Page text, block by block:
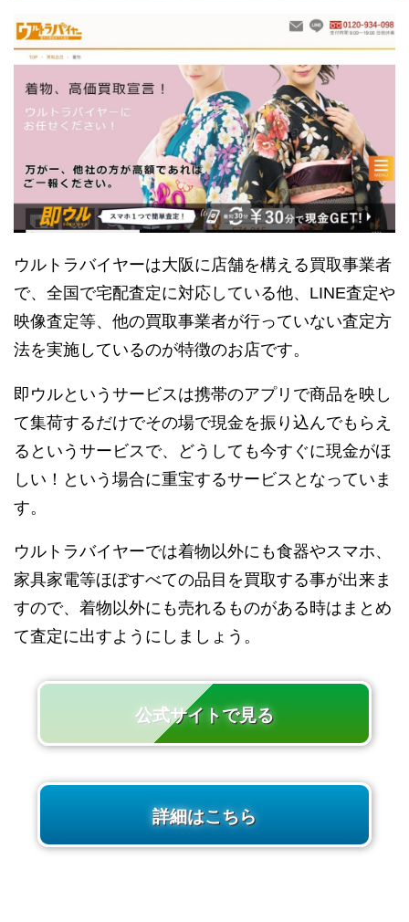
ウルトラバイヤーは大阪に店舗を構える買取事業者
で、全国で宅配査定に対応している他、LINE査定や
映像査定等、他の買取事業者が行っていない査定方
法を実施しているのが特徴のお店です。
即ウルというサービスは携帯のアプリで商品を映し
て集荷するだけでその場で現金を振り込んでもらえ
るというサービスで、どうしても今すぐに現金がほ
しい！という場合に重宝するサービスとなっていま
す。
ウルトラバイヤーでは着物以外にも食器やスマホ、
家具家電等ほぼすべての品目を買取する事が出来ま
すので、着物以外にも売れるものがある時はまとめ
て査定に出すようにしましょう。
公式サイトで見る
詳細はこちら